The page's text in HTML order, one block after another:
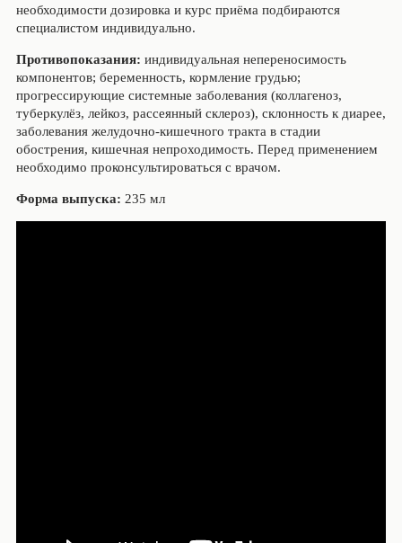
необходимости дозировка и курс приёма подбираются
специалистом индивидуально.
Противопоказания: индивидуальная непереносимость
компонентов; беременность, кормление грудью;
прогрессирующие системные заболевания (коллагеноз,
туберкулёз, лейкоз, рассеянный склероз), склонность к диарее,
заболевания желудочно-кишечного тракта в стадии
обострения, кишечная непроходимость. Перед применением
необходимо проконсультироваться с врачом.
Форма выпуска: 235 мл